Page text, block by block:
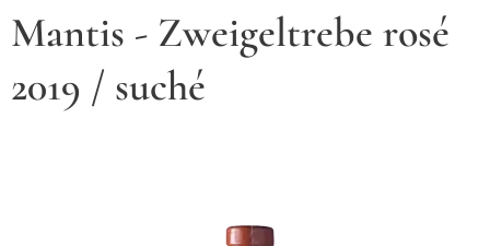
Mantis - Zweigeltrebe rosé
2019 / suché